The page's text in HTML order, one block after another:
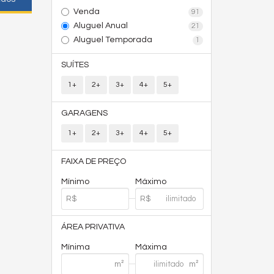
Venda
91
Aluguel Anual 21
Aluguel Temporada 1
SUÍTES
1+ 2+ 3+ 4+ 5+
GARAGENS
1+ 2+ 3+ 4+ 5+
FAIXA DE PREÇO
Mínimo Máximo
ÁREA PRIVATIVA
Mínima Máxima